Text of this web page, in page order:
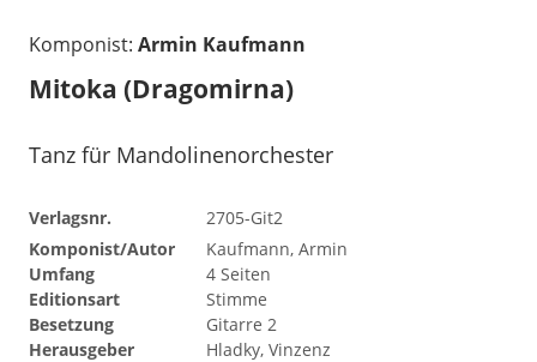
Komponist: Armin Kaufmann
Mitoka (Dragomirna)
Tanz für Mandolinenorchester
Verlagsnr.
2705-Git2
Komponist/Autor
Kaufmann, Armin
Umfang
4 Seiten
Editionsart
Stimme
Besetzung
Gitarre 2
Herausgeber
Hladky, Vinzenz